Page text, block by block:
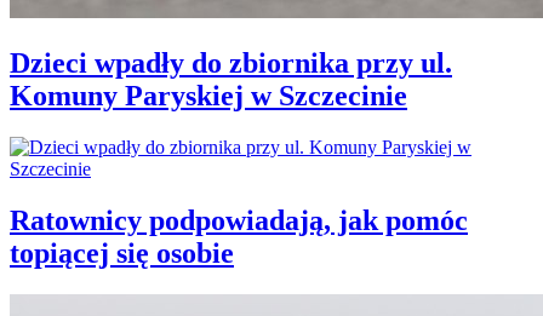
Dzieci wpadły do zbiornika przy ul.
Komuny Paryskiej w Szczecinie
Ratownicy podpowiadają, jak pomóc
topiącej się osobie